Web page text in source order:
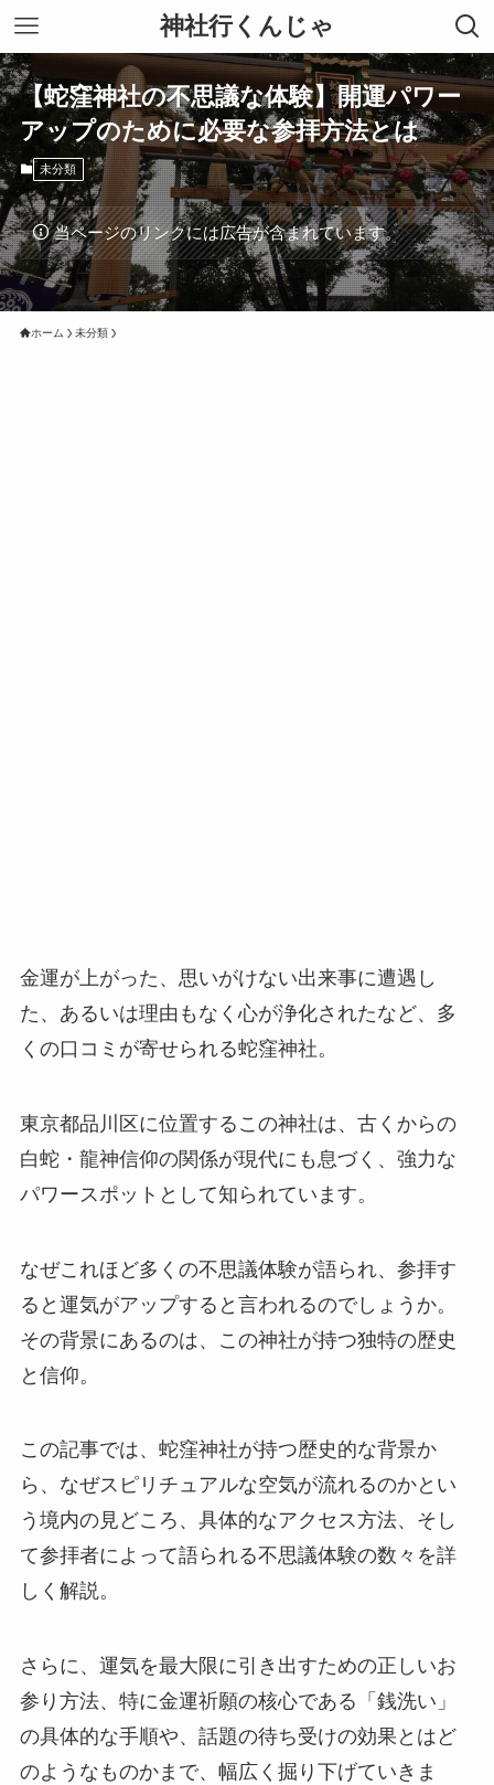
神社行くんじゃ
【蛇窪神社の不思議な体験】開運パワー
アップのために必要な参拝方法とは
未分類
当ページのリンクには広告が含まれています。
ホーム 未分類
金運が上がった、思いがけない出来事に遭遇し
た、あるいは理由もなく心が浄化されたなど、多
くの口コミが寄せられる蛇窪神社。
東京都品川区に位置するこの神社は、古くからの
白蛇・龍神信仰の関係が現代にも息づく、強力な
パワースポットとして知られています。
なぜこれほど多くの不思議体験が語られ、参拝す
ると運気がアップすると言われるのでしょうか。
その背景にあるのは、この神社が持つ独特の歴史
と信仰。
この記事では、蛇窪神社が持つ歴史的な背景か
ら、なぜスピリチュアルな空気が流れるのかとい
う境内の見どころ、具体的なアクセス方法、そし
て参拝者によって語られる不思議体験の数々を詳
しく解説。
さらに、運気を最大限に引き出すための正しいお
参り方法、特に金運祈願の核心である「銭洗い」
の具体的な手順や、話題の待ち受けの効果とはど
のようなものかまで、幅広く掘り下げていきま